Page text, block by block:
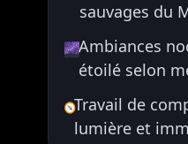
sauvages du
Ambiances
étoilé selon
Travail de
lumière et